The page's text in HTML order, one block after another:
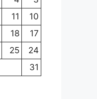
10
11
17
18
24
25
31